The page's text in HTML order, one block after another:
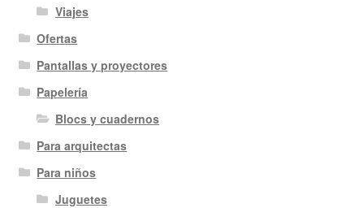
Viajes
Ofertas
Pantallas y proyectores
Papelería
Blocs y cuadernos
Para arquitectas
Para niños
Juguetes